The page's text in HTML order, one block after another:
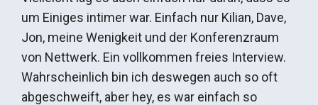
um Einiges intimer war. Einfach nur Kilian, Dave,
Jon, meine Wenigkeit und der Konferenzraum
von Nettwerk. Ein vollkommen freies Interview.
Wahrscheinlich bin ich deswegen auch so oft
abgeschweift, aber hey, es war einfach so